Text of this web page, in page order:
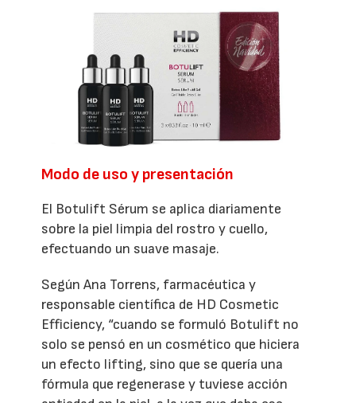
Modo de uso y presentación
El Botulift Sérum se aplica diariamente
sobre la piel limpia del rostro y cuello,
efectuando un suave masaje.
Según Ana Torrens, farmacéutica y
responsable científica de HD Cosmetic
Efficiency, “cuando se formuló Botulift no
solo se pensó en un cosmético que hiciera
un efecto lifting, sino que se quería una
fórmula que regenerase y tuviese acción